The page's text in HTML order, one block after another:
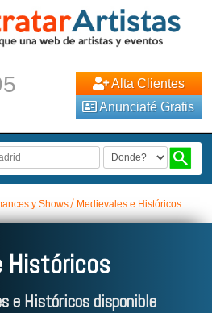
Alta Clientes
Anunciaté Gratis
y Shows Medievales e Históricos
Históricos
e Históricos disponible